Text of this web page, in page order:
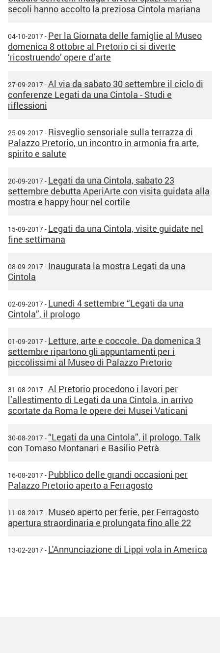
secoli hanno accolto la preziosa Cintola mariana
04-10-2017 - Per la Giornata delle famiglie al Museo
domenica 8 ottobre al Pretorio ci si diverte
‘ricostruendo’ opere d’arte
27-09-2017 -Al via da sabato 30 settembre il ciclo di
conferenze Legati da una Cintola - Studi e
riflessioni
25-09-2017 - Risveglio sensoriale sulla terrazza di
Palazzo Pretorio, un incontro in armonia fra arte,
spirito e salute
20-09-2017 - Legati da una Cintola, sabato 23
settembre debutta AperiArte con visita guidata alla
mostra e happy hour nel cortile
15-09-2017 - Legati da una Cintola, visite guidate nel
fine settimana
08-09-2017 - Inaugurata la mostra Legati da una
Cintola
02-09-2017 - Lunedì 4 settembre “Legati da una
Cintola”, il prologo
01-09-2017 - Letture, arte e coccole. Da domenica 3
settembre ripartono gli appuntamenti per i
piccolissimi al Museo di Palazzo Pretorio
31-08-2017 -Al Pretorio procedono i lavori per
l’allestimento di Legati da una Cintola, in arrivo
scortate da Roma le opere dei Musei Vaticani
30-08-2017 -“Legati da una Cintola”, il prologo. Talk
con Tomaso Montanari e Basilio Petrà
16-08-2017 - Pubblico delle grandi occasioni per
Palazzo Pretorio aperto a Ferragosto
11-08-2017 - Museo aperto per ferie, per Ferragosto
apertura straordinaria e prolungata fino alle 22
13-02-2017 - L'Annunciazione di Lippi vola in America